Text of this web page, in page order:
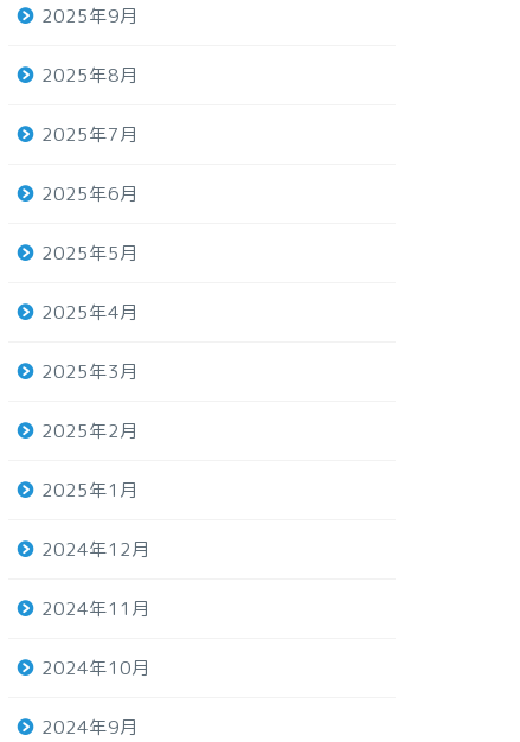
2025年9月
2025年8月
2025年7月
2025年6月
2025年5月
2025年4月
2025年3月
2025年2月
2025年1月
2024年12月
2024年11月
2024年10月
2024年9月